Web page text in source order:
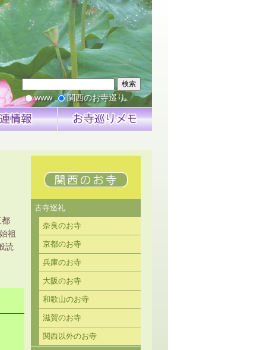
検索
www 関西のお寺巡り
都
祖
読
古寺巡礼
奈良のお寺
京都のお寺
兵庫のお寺
大阪のお寺
和歌山のお寺
滋賀のお寺
関西以外のお寺